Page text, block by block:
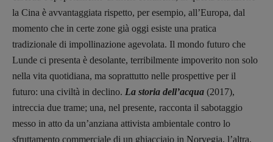
la Cina è avvantaggiata rispetto, per esempio, all’Europa, dal
momento che in certe zone già oggi esiste una pratica
tradizionale di impollinazione agevolata. Il mondo futuro che
Lunde ci presenta è desolante, terribilmente impoverito non solo
nella vita quotidiana, ma soprattutto nelle prospettive per il
futuro: una civiltà in declino. La storia dell’acqua (2017),
intreccia due trame; una, nel presente, racconta il sabotaggio
messo in atto da un’anziana attivista ambientale contro lo
sfruttamento commerciale di un ghiacciaio in Norvegia, l’altra,